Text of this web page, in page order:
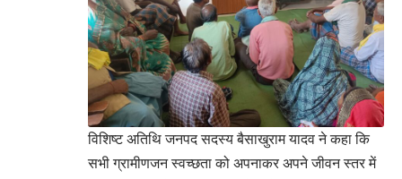
विशिष्ट अतिथि जनपद सदस्य बैसाखुराम यादव ने कहा कि
सभी ग्रामीणजन स्वच्छता को अपनाकर अपने जीवन स्तर में